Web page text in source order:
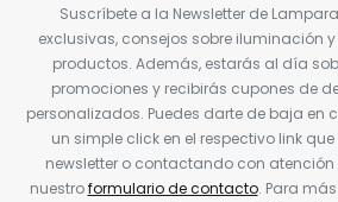
Suscríbete a la Newsletter de
exclusivas, consejos sobre iluminación
productos. Además, estarás al día
promociones y recibirás cupones de
personalizados. Puedes darte de baja en
un simple click en el respectivo link
newsletter o contactando con atención
nuestroformulario de contacto. Para